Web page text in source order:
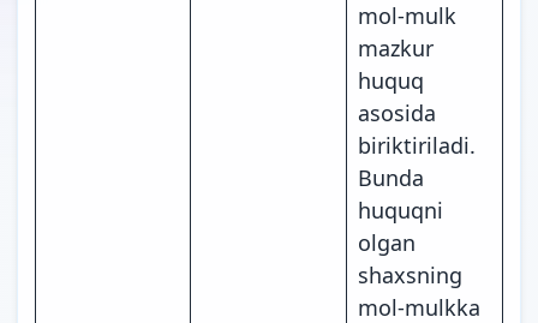
mol-mulk
mazkur
huquq
asosida
biriktiriladi.
Bunda
huquqni
olgan
shaxsning
mol-mulkka